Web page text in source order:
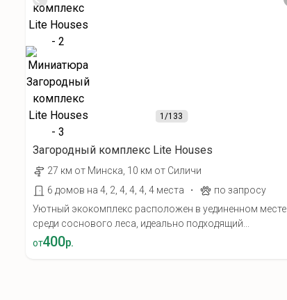
1/133
Загородный комплекс Lite Houses
27 км от Минска, 10 км от Силичи
6 домов на 4, 2, 4, 4, 4, 4 места
·
по запросу
Уютный экокомплекс расположен в уединенном месте
среди соснового леса, идеально подходящий...
от400р.